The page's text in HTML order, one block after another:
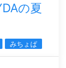
の夏
みちょぱ